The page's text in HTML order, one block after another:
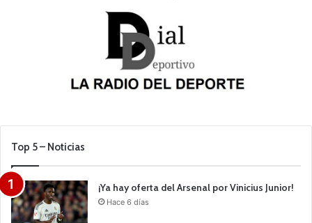
Top 5 – Noticias
¡Ya hay oferta del Arsenal por Vinicius Junior!
Hace 6 días